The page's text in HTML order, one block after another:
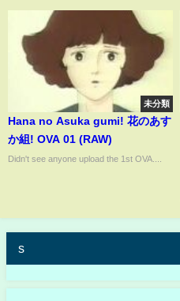
未分類
Hana no Asuka gumi! 花のあす
か組! OVA 01 (RAW)
Didn't see anyone upload the 1st OVA....
s